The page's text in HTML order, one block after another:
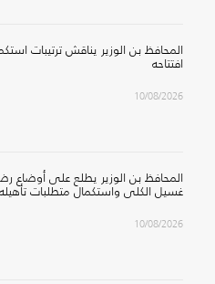
المحافظ بن الوزير يناقش ترتيبات
افتتاحه
10/08/2026
المحافظ بن الوزير يطلع على أوضاع
غسيل الكلى واستكمال متطلبات تأهيله
10/08/2026